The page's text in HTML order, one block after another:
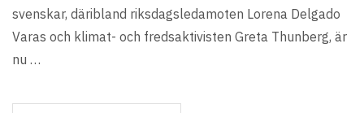
svenskar, däribland riksdagsledamoten Lorena Delgado
Varas och klimat- och fredsaktivisten Greta Thunberg, är
nu …